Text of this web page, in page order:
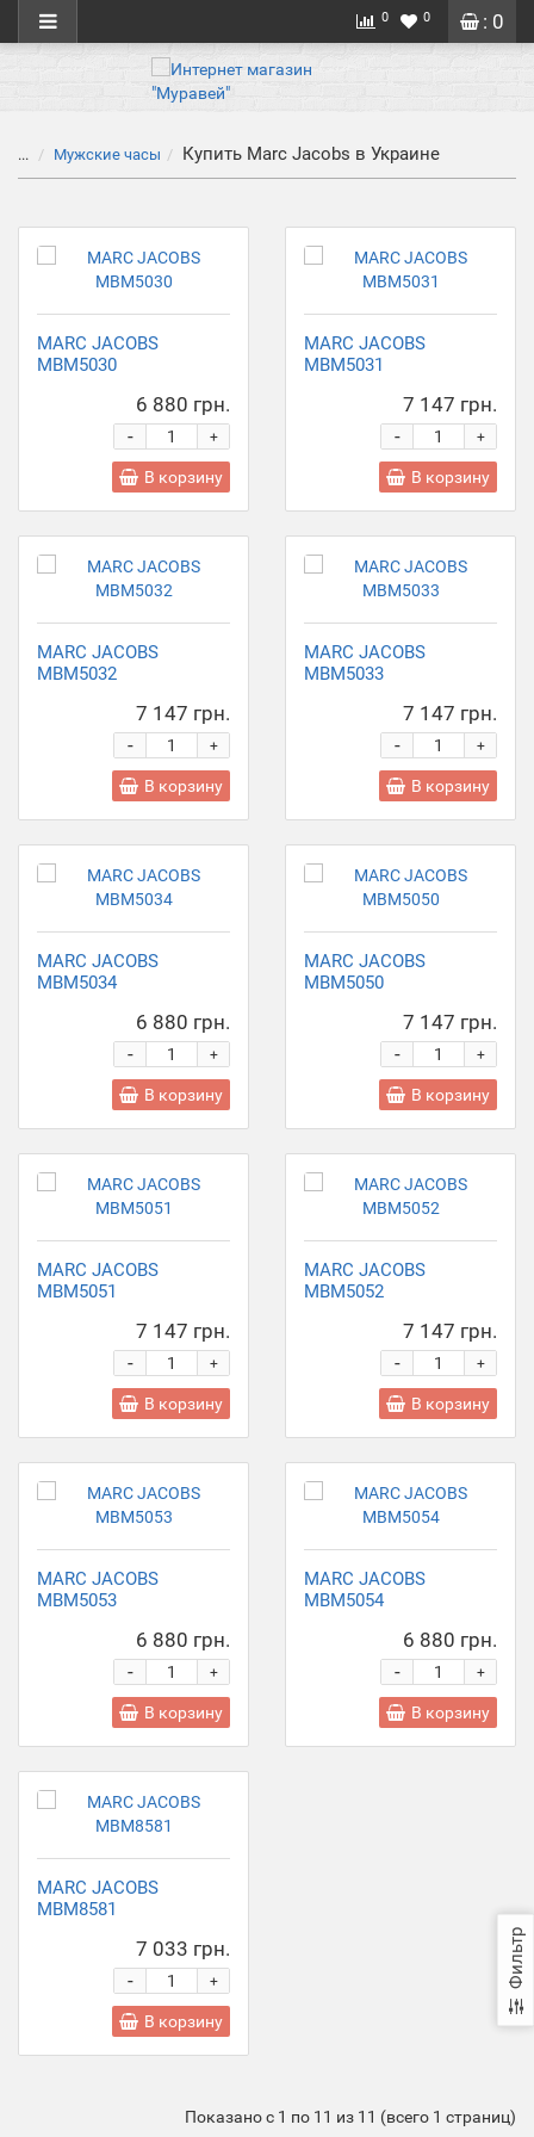
: 0
0 0
... Мужские часы Купить Marc Jacobs в Украине
Фильтр
MARC JACOBS
MBM5030
6 880 грн.
+
-
В корзину
MARC JACOBS
MBM5031
7 147 грн.
+
-
В корзину
MARC JACOBS
MBM5032
7 147 грн.
+
-
В корзину
MARC JACOBS
MBM5033
7 147 грн.
+
-
В корзину
MARC JACOBS
MBM5034
6 880 грн.
+
-
В корзину
MARC JACOBS
MBM5050
7 147 грн.
+
-
В корзину
MARC JACOBS
MBM5051
7 147 грн.
+
-
В корзину
MARC JACOBS
MBM5052
7 147 грн.
+
-
В корзину
MARC JACOBS
MBM5053
6 880 грн.
+
-
В корзину
MARC JACOBS
MBM5054
6 880 грн.
+
-
В корзину
MARC JACOBS
MBM8581
7 033 грн.
+
-
В корзину
Показано с 1 по 11 из 11 (всего 1 страниц)